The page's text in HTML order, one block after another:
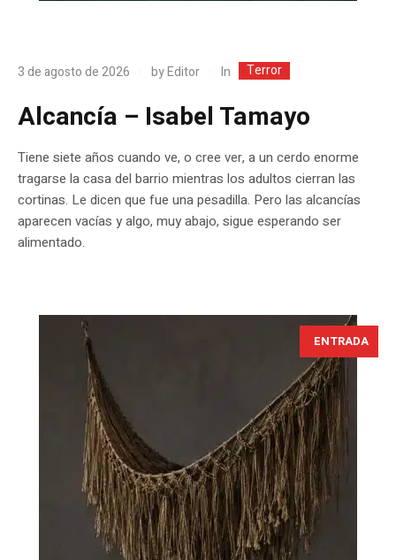
3 de agosto de 2026 byEditor In Terror
Alcancía – Isabel Tamayo
Tiene siete años cuando ve, o cree ver, a un cerdo enorme
tragarse la casa del barrio mientras los adultos cierran las
cortinas. Le dicen que fue una pesadilla. Pero las alcancías
aparecen vacías y algo, muy abajo, sigue esperando ser
alimentado.
ENTRADA